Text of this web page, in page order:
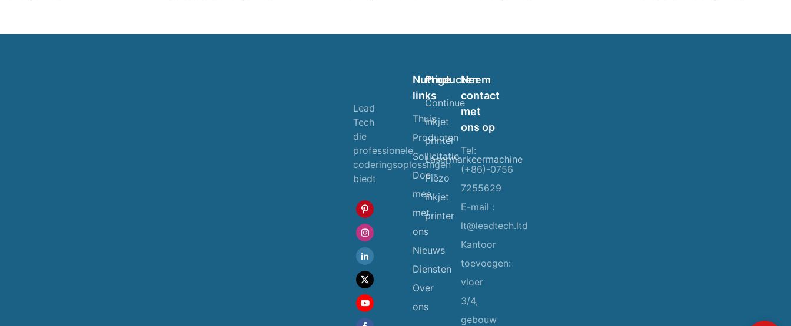
Lead
Tech
die
professionele
coderingsoplossingen
biedt
Nuttige
links
Thuis
Producten
Sollicitatie
Doe
mee
met
ons
Nieuws
Diensten
Over
ons
Producten
Continue
inkjet
printer
Lasermarkeermachine
Piëzo
inkjet
printer
Neem
contact
met
ons op
Tel:
(+86)-0756
7255629
E-mail :
lt@leadtech.ltd
Kantoor
toevoegen:
vloer
3/4,
gebouw